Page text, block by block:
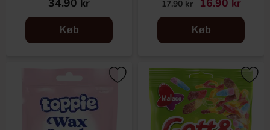
34.90 kr
Køb
17.90 kr 16.90 kr
Køb